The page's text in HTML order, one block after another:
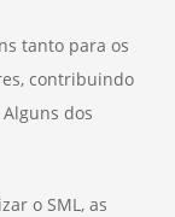
tanto para os
contribuindo
dos
o SML, as